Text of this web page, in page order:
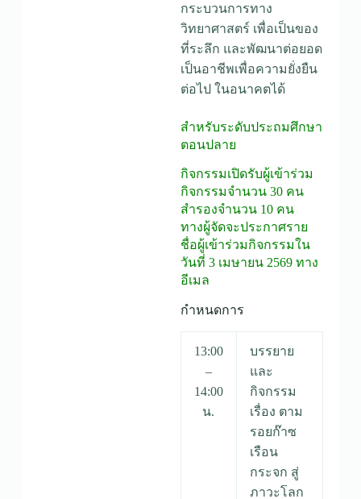
กระบวนการทาง
วิทยาศาสตร์ เพื่อเป็นของ
ที่ระลึก และพัฒนาต่อยอด
เป็นอาชีพเพื่อความยั่งยืน
ต่อไป ในอนาคตได้
สำหรับระดับประถมศึกษา
ตอนปลาย
กิจกรรมเปิดรับผู้เข้าร่วม
กิจกรรมจำนวน 30 คน
สำรองจำนวน 10 คน
ทางผู้จัดจะประกาศราย
ชื่อผู้เข้าร่วมกิจกรรมใน
วันที่ 3 เมษายน 2569 ทาง
อีเมล
กำหนดการ
13:00
–
14:00
น.
บรรยาย
และ
กิจกรรม
เรื่อง ตาม
รอยก๊าซ
เรือน
กระจก สู่
ภาวะโลก